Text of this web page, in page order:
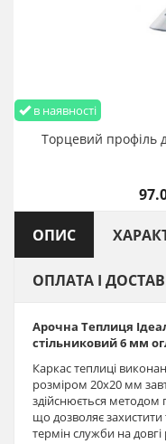
в наявності
Торцевий профіль
ОПИС
ОПЛАТА І
Арочна Теплиця
стільниковий 6 мм
Каркас теплиці
розміром 20х20 мм
здійснюється методом
що дозволяє захистити
термін служби на